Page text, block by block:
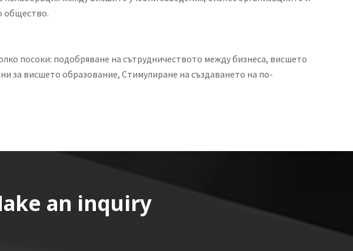
общество.
посоки: подобряване на сътрудничеството между бизнеса, висшето
за висшето образование, Стимулиране на създаването на по-
an inquiry